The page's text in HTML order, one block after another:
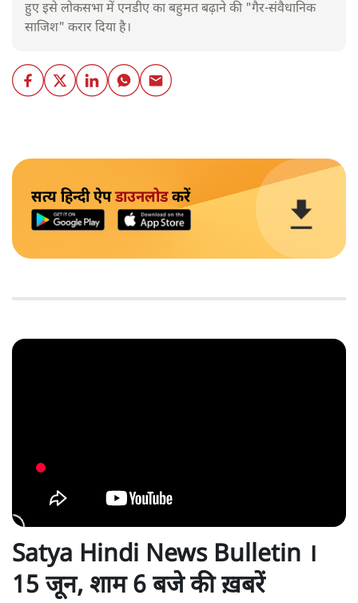
हुए इसे लोकसभा में एनडीए का बहुमत बढ़ाने की "गैर-संवैधानिक
साजिश" करार दिया है।
सत्य हिन्दी ऐपडाउनलोडकरें
Satya Hindi News Bulletin ।
15 जून, शाम 6 बजे की ख़बरें